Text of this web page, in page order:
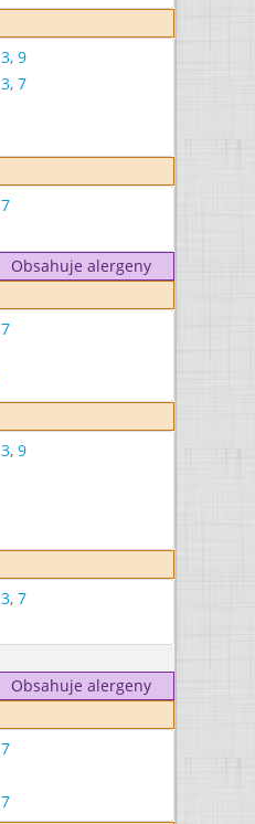
3, 9
3, 7
7
Obsahuje alergeny
7
3, 9
3, 7
Obsahuje alergeny
7
7